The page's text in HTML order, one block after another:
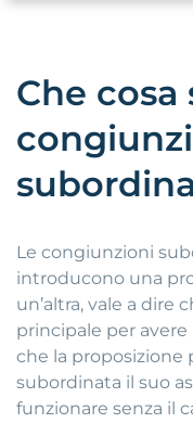
Che cosa
Le congiunzioni
introducono una
un’altra, vale a dire
principale per
che la proposizione
subordinata il suo
funzionare senza il